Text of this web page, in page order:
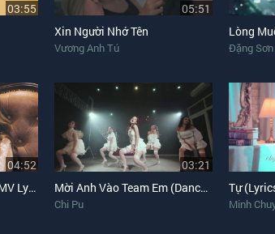
03:55
05:51
Xin Người Nhớ Tên
Vương Anh Tú
Lòng
Đặng Sơn
04:52
Vội Vàng Lời Chia Tay (MV Lyrics)
03:21
Mời Anh Vào Team Em (Dance Version)
Chi Pu
Tự
Minh